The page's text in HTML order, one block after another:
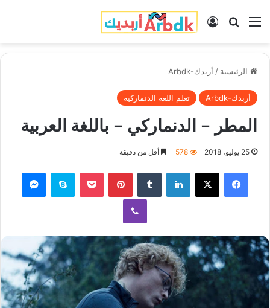
القائمة بحث عنتسجيل الدخول
الرئيسية / أربدك-Arbdk
أربدك-Arbdk تعلم اللغة الدنماركية
المطر – الدنماركي – باللغة العربية
25 يوليو، 2018 578 أقل من دقيقة
فيسبوك لينكدإن بينتيريست سكايب
ڤايبر